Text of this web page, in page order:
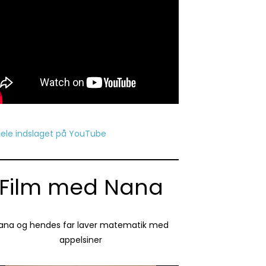
indslaget på YouTube
Film med Nana
og hendes far laver matematik med
appelsiner